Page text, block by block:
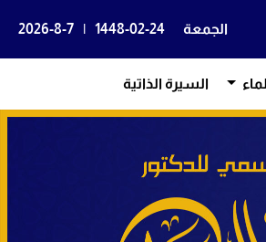
الجمعة 1448-02-24
|
2026-8-7
السيرة الذاتية